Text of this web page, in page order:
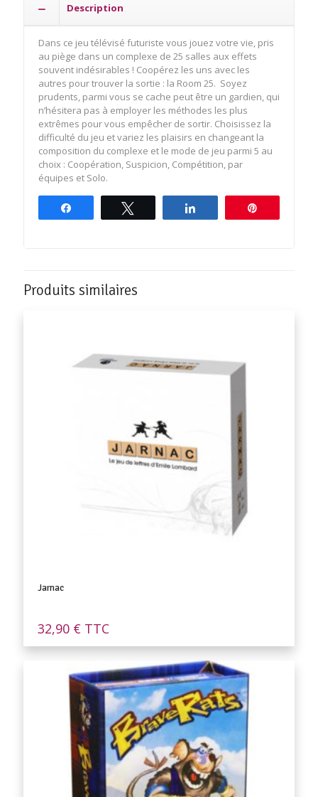
Description
Dans ce jeu télévisé futuriste vous jouez votre vie, pris
au piège dans un complexe de 25 salles aux effets
souvent indésirables ! Coopérez les uns avec les
autres pour trouver la sortie : la Room 25. Soyez
prudents, parmi vous se cache peut être un gardien, qui
n’hésitera pas à employer les méthodes les plus
extrêmes pour vous empêcher de sortir. Choisissez la
difficulté du jeu et variez les plaisirs en changeant la
composition du complexe et le mode de jeu parmi 5 au
choix : Coopération, Suspicion, Compétition, par
équipes et Solo.
Produits similaires
Jarnac
32,90 € TTC